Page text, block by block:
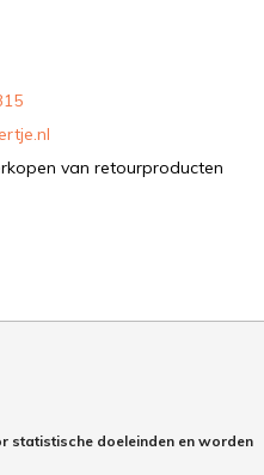
van retourproducten
statistische doeleinden en worden